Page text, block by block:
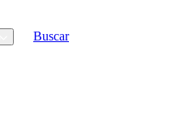
Buscar